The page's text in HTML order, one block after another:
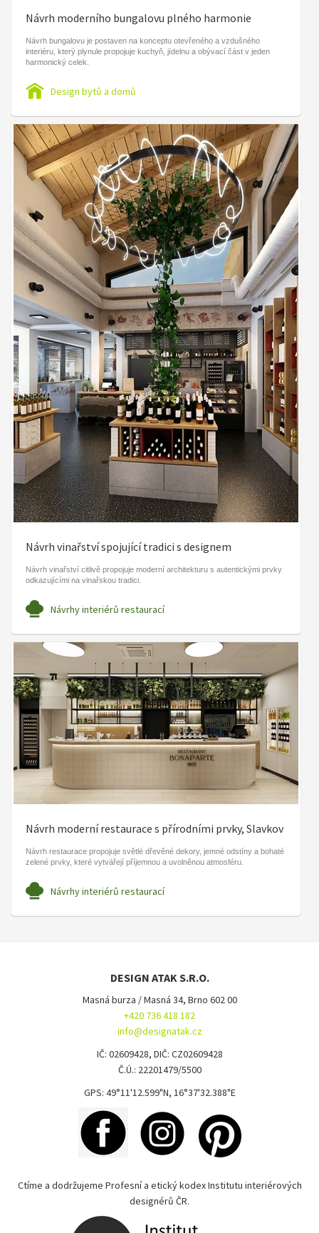
Návrh moderního bungalovu plného harmonie
Návrh bungalovu je postaven na konceptu otevřeného a vzdušného
interiéru, který plynule propojuje kuchyň, jídelnu a obývací část v jeden
harmonický celek.
Design bytů a domů
Návrh vinařství spojující tradici s designem
Návrh vinařství citlivě propojuje moderní architekturu s autentickými prvky
odkazujícími na vinařskou tradici.
Návrhy interiérů restaurací
Návrh moderní restaurace s přírodními prvky, Slavkov
Návrh restaurace propojuje světlé dřevěné dekory, jemné odstíny a bohaté
zelené prvky, které vytvářejí příjemnou a uvolněnou atmosféru.
Návrhy interiérů restaurací
DESIGN ATAK S.R.O.
Masná burza / Masná 34, Brno 602 00
+420 736 418 182
info@designatak.cz
IČ: 02609428, DIČ: CZ02609428
Č.Ú.: 22201479/5500
GPS: 49°11'12.599"N, 16°37'32.388"E
Ctíme a dodržujeme Profesní a etický kodex Institutu interiérových
designérů ČR.